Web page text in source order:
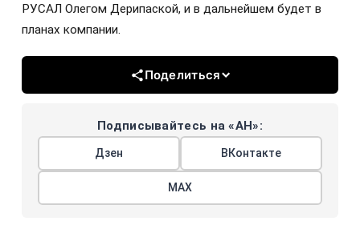
РУСАЛ Олегом Дерипаской, и в дальнейшем будет в
планах компании.
Поделиться
Подписывайтесь на «АН»:
Дзен ВКонтакте
МАХ